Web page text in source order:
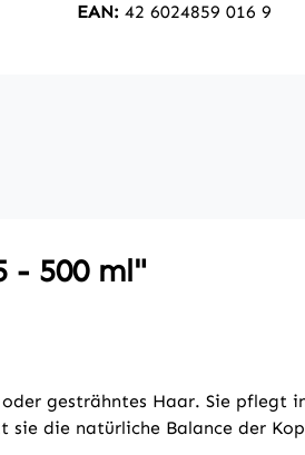
EAN: 42 6024859 016 9
- 500 ml"
gesträhntes Haar. Sie pflegt
sie die natürliche Balance der